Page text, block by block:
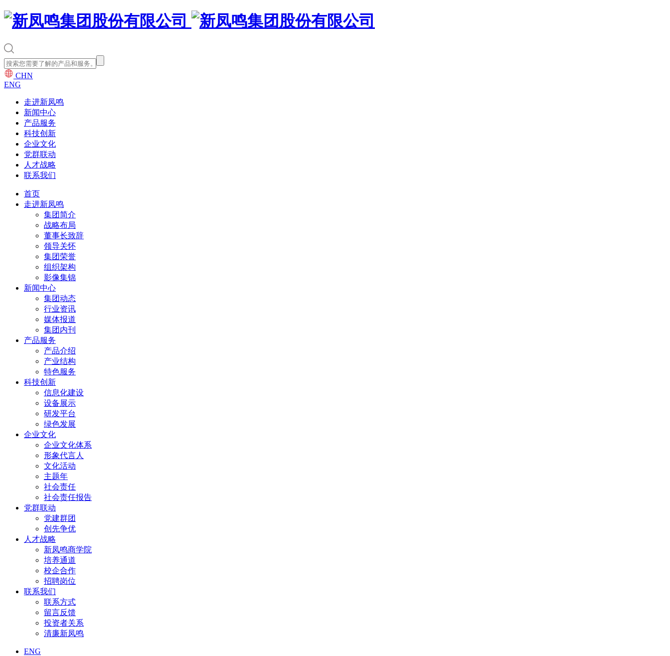
CHN
ENG
走进新凤鸣
新闻中心
产品服务
科技创新
企业文化
党群联动
人才战略
联系我们
首页
走进新凤鸣
集团简介
战略布局
董事长致辞
领导关怀
集团荣誉
组织架构
影像集锦
新闻中心
集团动态
行业资讯
媒体报道
集团内刊
产品服务
产品介绍
产业结构
特色服务
科技创新
信息化建设
设备展示
研发平台
绿色发展
企业文化
企业文化体系
形象代言人
文化活动
主题年
社会责任
社会责任报告
党群联动
党建群团
创先争优
人才战略
新凤鸣商学院
培养通道
校企合作
招聘岗位
联系我们
联系方式
留言反馈
投资者关系
清廉新凤鸣
ENG